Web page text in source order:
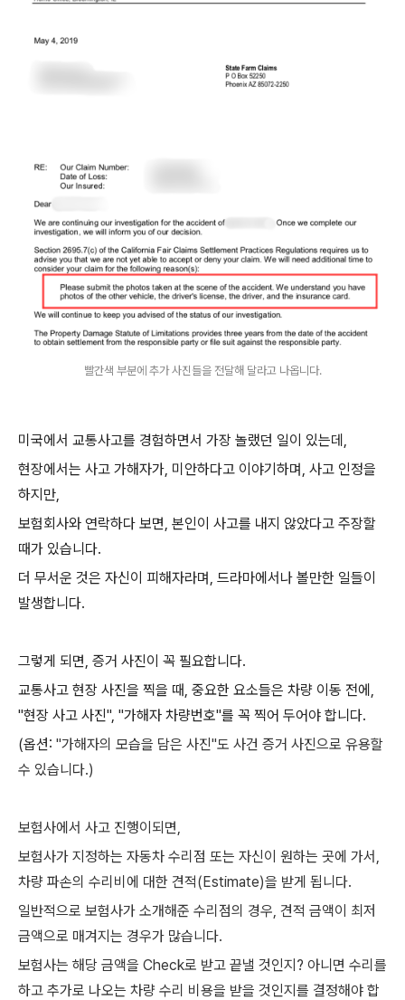
빨간색 부분에 추가 사진들을 전달해 달라고 나옵니다.
미국에서 교통사고를 경험하면서 가장 놀랬던 일이 있는데,
현장에서는 사고 가해자가, 미안하다고 이야기하며, 사고 인정을
하지만,
보험회사와 연락하다 보면, 본인이 사고를 내지 않았다고 주장할
때가 있습니다.
더 무서운 것은 자신이 피해자라며, 드라마에서나 볼만한 일들이
발생합니다.
그렇게 되면, 증거 사진이 꼭 필요합니다.
교통사고 현장 사진을 찍을 때, 중요한 요소들은 차량 이동 전에,
"현장 사고 사진", "가해자 차량번호"를 꼭 찍어 두어야 합니다.
(옵션: "가해자의 모습을 담은 사진"도 사건 증거 사진으로 유용할
수 있습니다.)
보험사에서 사고 진행이되면,
보험사가 지정하는 자동차 수리점 또는 자신이 원하는 곳에 가서,
차량 파손의 수리비에 대한 견적(Estimate)을 받게 됩니다.
일반적으로 보험사가 소개해준 수리점의 경우, 견적 금액이 최저
금액으로 매겨지는 경우가 많습니다.
보험사는 해당 금액을 Check로 받고 끝낼 것인지? 아니면 수리를
하고 추가로 나오는 차량 수리 비용을 받을 것인지를 결정해야 합